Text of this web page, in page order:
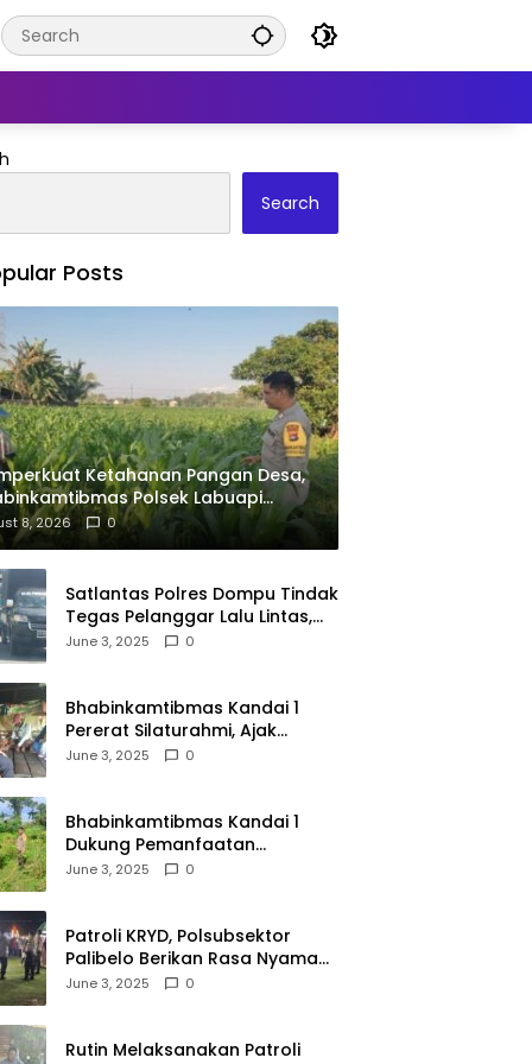
Search
Posts
Ketahanan Pangan Desa,
Polsek Labuapi
Petani Kuranji Dalang
8, 2026 0
Satlantas Polres Dompu Tindak
Tegas Pelanggar Lalu Lintas,
Mobil Bodong, dan Kendaraan
June 3, 2025 0
Bhabinkamtibmas Kandai 1
Pererat Silaturahmi, Ajak
Warga Jaga Keamanan
June 3, 2025 0
Bhabinkamtibmas Kandai 1
Dukung Pemanfaatan
Pekarangan untuk Ketahanan
June 3, 2025 0
Patroli KRYD, Polsubsektor
Palibelo Berikan Rasa Nyaman
Bagi Masyarakat dan
June 3, 2025 0
Rutin Melaksanakan Patroli